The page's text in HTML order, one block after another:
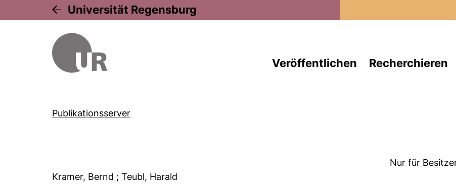
Universität Regensburg
Veröffentlichen Recherchieren
Publikationsserver
Nur für
Kramer, Bernd ; Teubl, Harald